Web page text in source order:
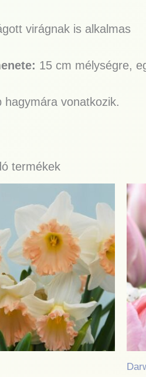
virágnak is alkalmas
15 cm mélységre,
hagymára vonatkozik.
termékek